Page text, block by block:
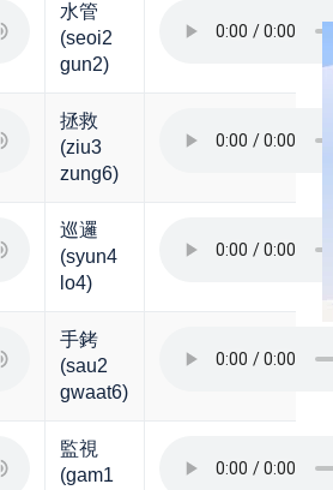
水管
(seoi2
gun2)
拯救
(ziu3
zung6)
巡邏
(syun4
lo4)
手銬
(sau2
gwaat6)
監視
(gam1